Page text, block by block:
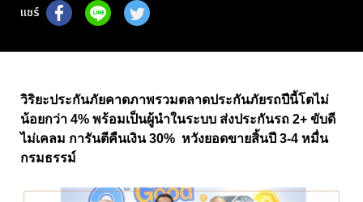
แชร์
วิริยะประกันภัยคาดภาพรวมตลาดประกันภัยรถปีนี้โตไม่
น้อยกว่า 4% พร้อมเป็นผู้นำในระบบ ส่งประกันรถ 2+ ขับดี
ไม่เคลม การันตีคืนเงิน 30% หวังยอดขายสิ้นปี 3-4 หมื่น
กรมธรรม์